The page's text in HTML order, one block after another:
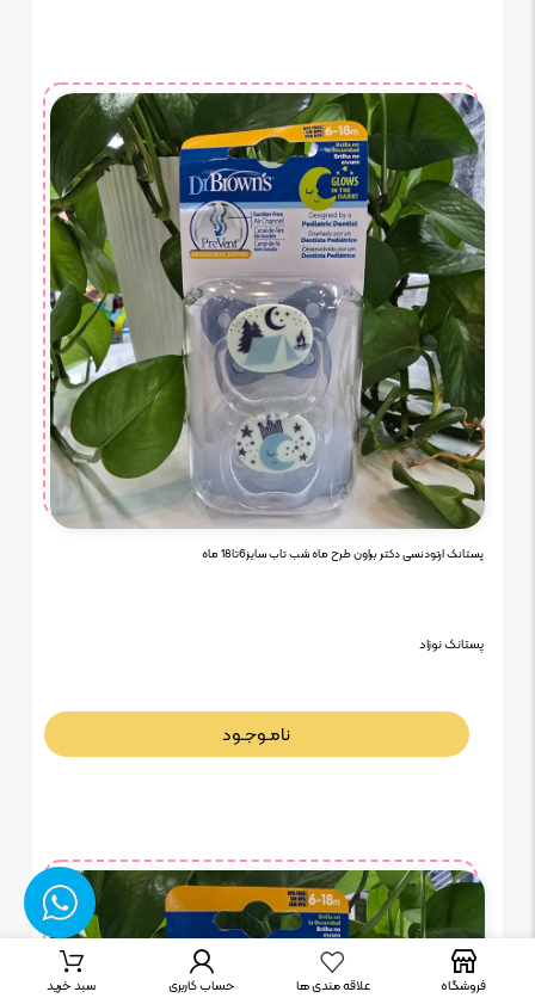
پستانک ارتودنسی دکتر براون طرح ماه شب تاب سایز6تا18 ماه
پستانک نوزاد
نامـوجـود
فروشگاه علاقه مندی ها حساب کاربری سبد خرید